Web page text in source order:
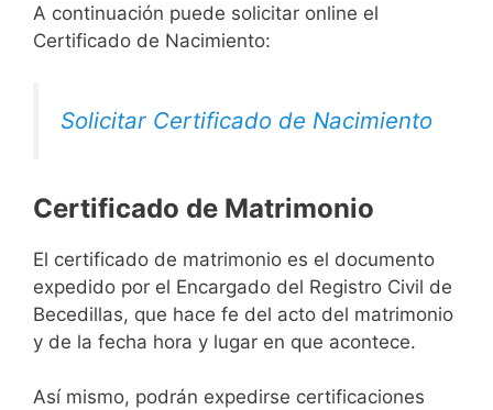
A continuación puede solicitar online el
Certificado de Nacimiento:
Solicitar Certificado de Nacimiento
Certificado de Matrimonio
El certificado de matrimonio es el documento
expedido por el Encargado del Registro Civil de
Becedillas, que hace fe del acto del matrimonio
y de la fecha hora y lugar en que acontece.
Así mismo, podrán expedirse certificaciones